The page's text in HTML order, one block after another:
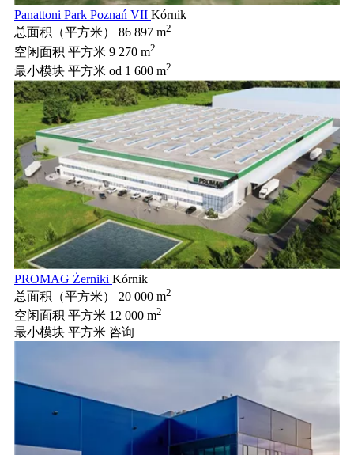
Panattoni Park Poznań VII Kórnik
总面积（平方米）
86 897 m2
空闲面积 平方米 9 270 m2
最小模块 平方米 od 1 600 m2
PROMAG Żerniki Kórnik
总面积（平方米）
20 000 m2
空闲面积 平方米 12 000 m2
最小模块 平方米 咨询